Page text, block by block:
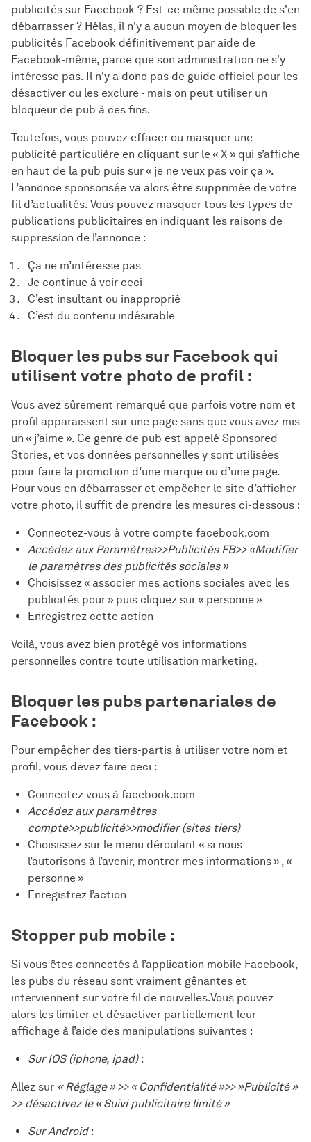
publicités sur Facebook ? Est-ce même possible de s'en
débarrasser ? Hélas, il n'y a aucun moyen de bloquer les
publicités Facebook définitivement par aide de
Facebook-même, parce que son administration ne s'y
intéresse pas. Il n'y a donc pas de guide officiel pour les
désactiver ou les exclure - mais on peut utiliser un
bloqueur de pub à ces fins.
Toutefois, vous pouvez effacer ou masquer une
publicité particulière en cliquant sur le « X » qui s’affiche
en haut de la pub puis sur « je ne veux pas voir ça ».
L’annonce sponsorisée va alors être supprimée de votre
fil d’actualités. Vous pouvez masquer tous les types de
publications publicitaires en indiquant les raisons de
suppression de l’annonce :
Ça ne m’intéresse pas
Je continue à voir ceci
C’est insultant ou inapproprié
C’est du contenu indésirable
Bloquer les pubs sur Facebook qui
utilisent votre photo de profil :
Vous avez sûrement remarqué que parfois votre nom et
profil apparaissent sur une page sans que vous avez mis
un « j’aime ». Ce genre de pub est appelé Sponsored
Stories, et vos données personnelles y sont utilisées
pour faire la promotion d’une marque ou d’une page.
Pour vous en débarrasser et empêcher le site d’afficher
votre photo, il suffit de prendre les mesures ci-dessous :
Connectez-vous à votre compte facebook.com
Accédez aux Paramètres>>Publicités FB>> «Modifier
le paramètres des publicités sociales »
Choisissez « associer mes actions sociales avec les
publicités pour » puis cliquez sur « personne »
Enregistrez cette action
Voilà, vous avez bien protégé vos informations
personnelles contre toute utilisation marketing.
Bloquer les pubs partenariales de
Facebook :
Pour empêcher des tiers-partis à utiliser votre nom et
profil, vous devez faire ceci :
Connectez vous à facebook.com
Accédez aux paramètres
compte>>publicité>>modifier (sites tiers)
Choisissez sur le menu déroulant « si nous
l’autorisons à l’avenir, montrer mes informations » , «
personne »
Enregistrez l’action
Stopper pub mobile :
Si vous êtes connectés à l’application mobile Facebook,
les pubs du réseau sont vraiment gênantes et
interviennent sur votre fil de nouvelles.Vous pouvez
alors les limiter et désactiver partiellement leur
affichage à l’aide des manipulations suivantes :
Sur IOS (iphone, ipad):
Allez sur « Réglage » >> « Confidentialité »>> »Publicité »
>> désactivez le « Suivi publicitaire limité »
Sur Android: